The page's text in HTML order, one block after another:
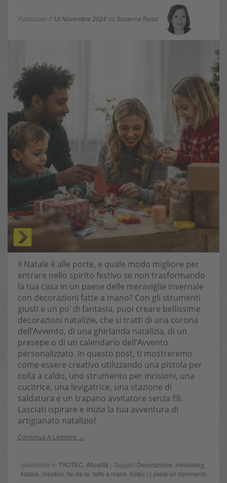
Pubblicato il 18 Novembre 2024 da Susanna Rossi
Il Natale è alle porte, e quale modo migliore per
entrare nello spirito festivo se non trasformando
la tua casa in un paese delle meraviglie invernale
con decorazioni fatte a mano? Con gli strumenti
giusti e un po’ di fantasia, puoi creare bellissime
decorazioni natalizie, che si tratti di una corona
dell’Avvento, di una ghirlanda natalizia, di un
presepe o di un calendario dell’Avvento
personalizzato. In questo post, ti mostreremo
come essere creativo utilizzando una pistola per
colla a caldo, uno strumento per incisioni, una
cucitrice, una levigatrice, una stazione di
saldatura e un trapano avvitatore senza fili.
Lasciati ispirare e inizia la tua avventura di
artigianato natalizio!
Continua A Leggere
pubblicato in TROTEC Attualità | Taggato Decorazione Heinsberg
Natale creativo fai-da-te fatto a mano trotec| Lascia un commento